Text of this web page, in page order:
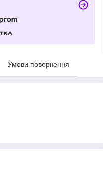
Умови повернення